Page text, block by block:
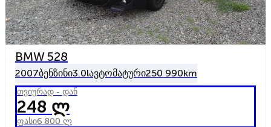
BMW 528
2007ბენზინი3.0lავტომატური250 990km
თვიურად - დან
248 ლ
ფასი6 800 ლ